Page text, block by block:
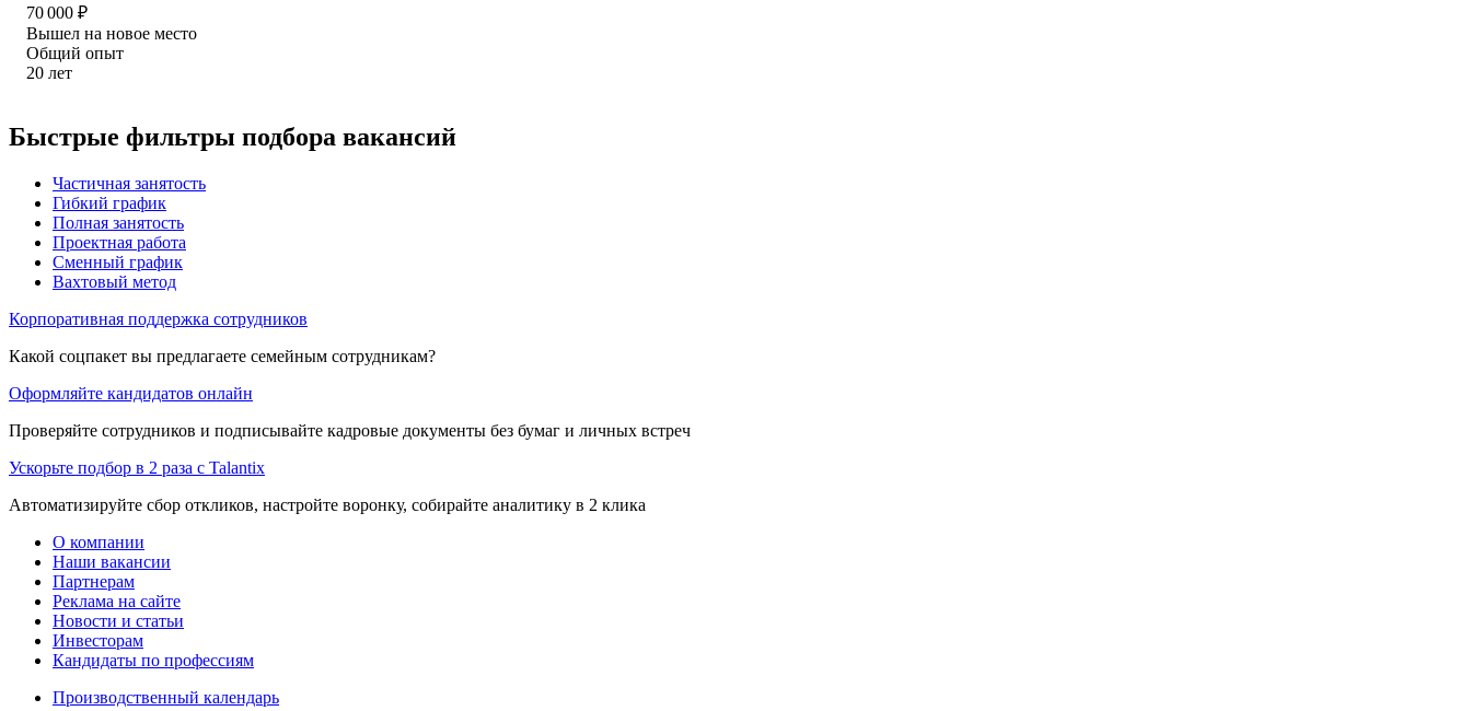
70 000 ₽
Вышел на новое место
Общий опыт
20 лет
Быстрые фильтры подбора вакансий
Частичная занятость
Гибкий график
Полная занятость
Проектная работа
Сменный график
Вахтовый метод
Корпоративная поддержка сотрудников
Какой соцпакет вы предлагаете семейным сотрудникам?
Оформляйте кандидатов онлайн
Проверяйте сотрудников и подписывайте кадровые документы без бумаг и личных встреч
Ускорьте подбор в 2 раза с Talantix
Автоматизируйте сбор откликов, настройте воронку, собирайте аналитику в 2 клика
О компании
Наши вакансии
Партнерам
Реклама на сайте
Новости и статьи
Инвесторам
Кандидаты по профессиям
Производственный календарь